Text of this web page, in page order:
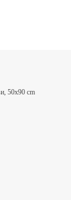
50x90 cm